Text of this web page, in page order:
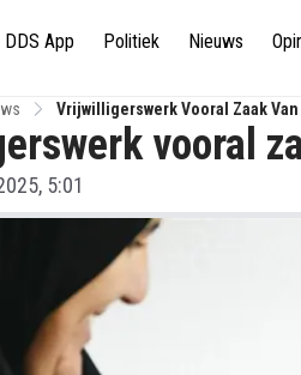
DDS App Politiek Nieuws
Vrijwilligerswerk Vooral Zaak
vooral
5:01